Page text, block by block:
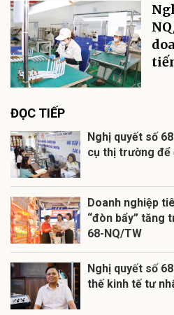
ĐỌC TIẾP
Nghị quyết số
cụ thị trường để
Doanh nghiệp
“đòn bẩy” tăng
68-NQ/TW
Nghị quyết số
thế kinh tế tư